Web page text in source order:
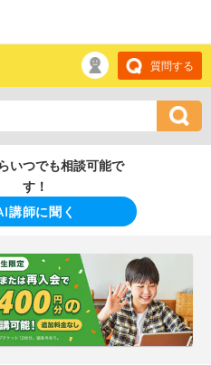
質問する
いつでも相談可能で
す！
講師に聞く